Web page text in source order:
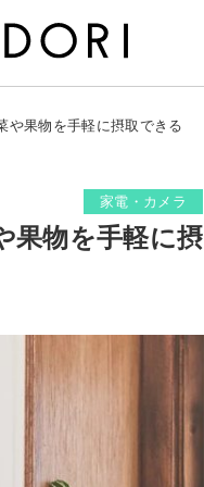
や果物を手軽に摂取できる
家電・カメラ
果物を手軽に摂